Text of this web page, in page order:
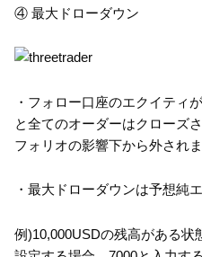
④ 最大ドローダウン
・フォロー口座のエクイティ
と全てのオーダーはクローズ
フォリオの影響下から外されま
・最大ドローダウンは予想純
例)10,000USDの残高がある状